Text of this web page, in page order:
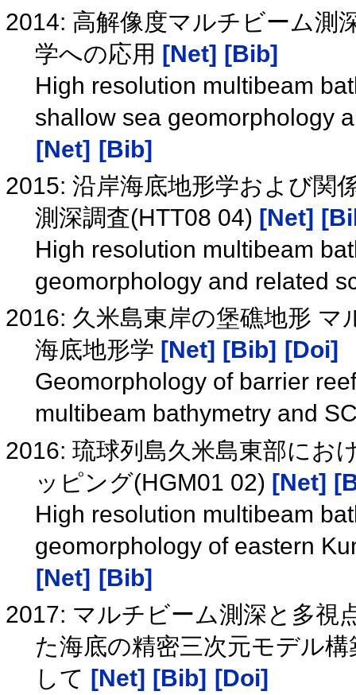
2014: 高解像度マルチビーム測
学への応用 [Net] [Bib]
High resolution multibeam
shallow sea geomorphology
[Net]
[Bib]
2015: 沿岸海底地形学および関
測深調査(HTT08 04) [Net]
High resolution multibeam
geomorphology and related
2016: 久米島東岸の堡礁地形
海底地形学 [Net] [Bib]
[Doi]
Geomorphology of barrier
multibeam bathymetry and
2016: 琉球列島久米島東部にお
ッピング(HGM01 02) [Net]
High resolution multibeam
geomorphology of eastern
[Net] [Bib]
2017: マルチビーム測深と多視
た海底の精密三次元モデル
して [Net] [Bib] [Doi]